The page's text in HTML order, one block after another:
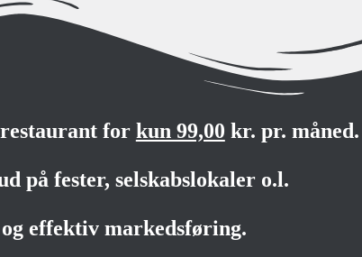
for kun 99,00 kr. pr. måned.
på fester, selskabslokaler o.l.
effektiv markedsføring.